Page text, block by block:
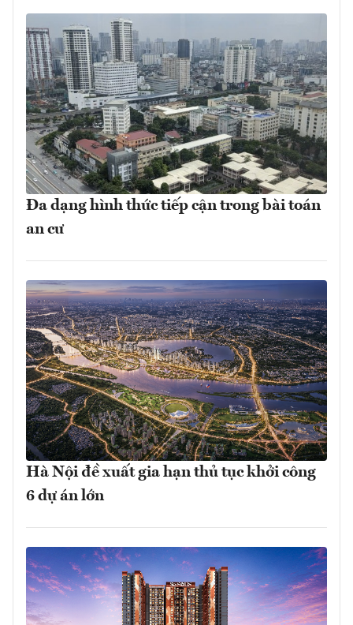
Đa dạng hình thức tiếp cận trong bài toán
an cư
Hà Nội đề xuất gia hạn thủ tục khởi công
6 dự án lớn